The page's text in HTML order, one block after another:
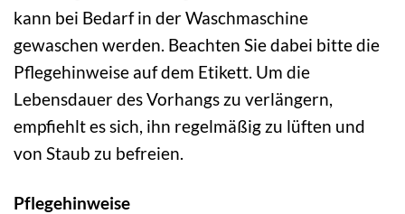
kann bei Bedarf in der Waschmaschine
gewaschen werden. Beachten Sie dabei bitte die
Pflegehinweise auf dem Etikett. Um die
Lebensdauer des Vorhangs zu verlängern,
empfiehlt es sich, ihn regelmäßig zu lüften und
von Staub zu befreien.
Pflegehinweise